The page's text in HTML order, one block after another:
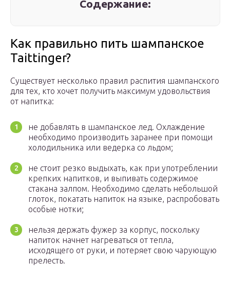
Содержание:
Как правильно пить шампанское
Taittinger?
Существует несколько правил распития шампанского
для тех, кто хочет получить максимум удовольствия
от напитка:
не добавлять в шампанское лед. Охлаждение
необходимо производить заранее при помощи
холодильника или ведерка со льдом;
не стоит резко выдыхать, как при употреблении
крепких напитков, и выпивать содержимое
стакана залпом. Необходимо сделать небольшой
глоток, покатать напиток на языке, распробовать
особые нотки;
нельзя держать фужер за корпус, поскольку
напиток начнет нагреваться от тепла,
исходящего от руки, и потеряет свою чарующую
прелесть.